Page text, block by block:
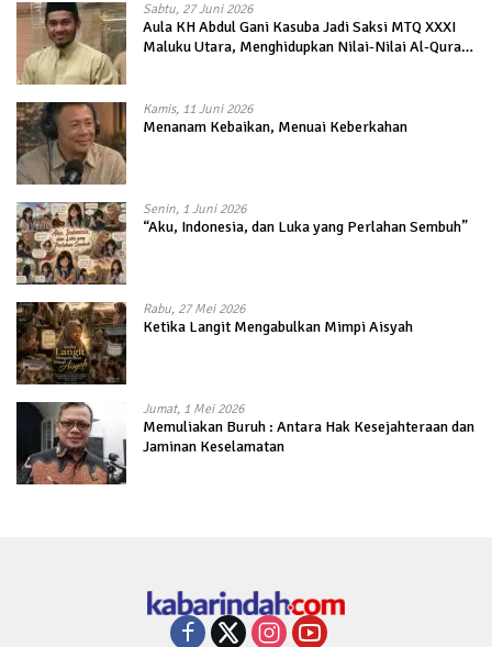
Sabtu, 27 Juni 2026
Aula KH Abdul Gani Kasuba Jadi Saksi MTQ XXXI
Maluku Utara, Menghidupkan Nilai-Nilai Al-Quran
Kamis, 11 Juni 2026
Menanam Kebaikan, Menuai Keberkahan
Senin, 1 Juni 2026
“Aku, Indonesia, dan Luka yang Perlahan Sembuh”
Rabu, 27 Mei 2026
Ketika Langit Mengabulkan Mimpi Aisyah
Jumat, 1 Mei 2026
Memuliakan Buruh : Antara Hak Kesejahteraan dan
Jaminan Keselamatan